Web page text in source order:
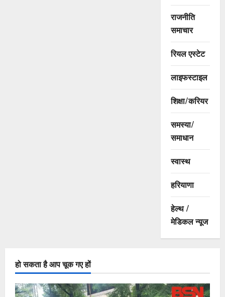
राजनीति
समाचार
रियल एस्टेट
लाइफस्टाइल
शिक्षा/करियर
समस्या/
समाधान
स्वास्थ
हरियाणा
हेल्थ /
मेडिकल न्यूज
हो सकता है आप चूक गए हों